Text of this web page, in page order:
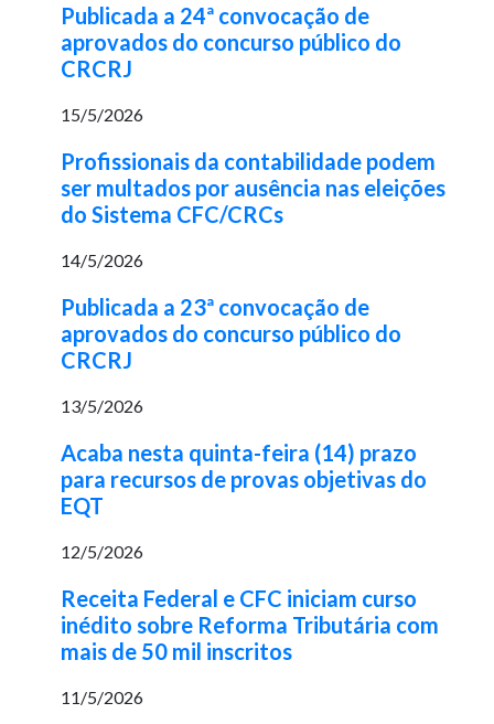
Publicada a 24ª convocação de
aprovados do concurso público do
CRCRJ
15/5/2026
Profissionais da contabilidade podem
ser multados por ausência nas eleições
do Sistema CFC/CRCs
14/5/2026
Publicada a 23ª convocação de
aprovados do concurso público do
CRCRJ
13/5/2026
Acaba nesta quinta-feira (14) prazo
para recursos de provas objetivas do
EQT
12/5/2026
Receita Federal e CFC iniciam curso
inédito sobre Reforma Tributária com
mais de 50 mil inscritos
11/5/2026